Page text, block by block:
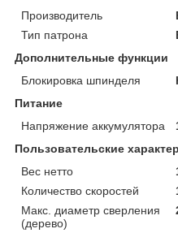
Производитель
Тип патрона
Дополнительные функции
Блокировка шпинделя
Питание
Напряжение аккумулятора
Пользовательские
Вес нетто
Количество скоростей
Макс. диаметр сверления
(дерево)